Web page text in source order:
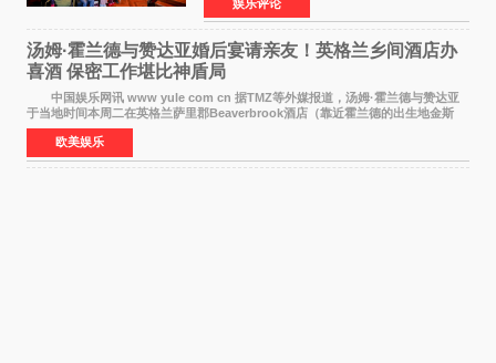
仪式在此隆重举行。各界领导、嘉宾与媒体朋友
齐聚一堂，共同
娱乐评论
汤姆·霍兰德与赞达亚婚后宴请亲友！英格兰乡间酒店办
喜酒 保密工作堪比神盾局
中国娱乐网讯 www yule com cn 据TMZ等外媒报道，汤姆·霍兰德与赞达亚
于当地时间本周二在英格兰萨里郡Beaverbrook酒店（靠近霍兰德的出生地金斯
顿）举办婚宴，邀请家人与朋友们喝喜酒，庆祝
欧美娱乐